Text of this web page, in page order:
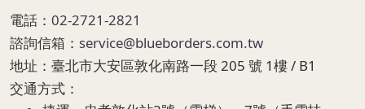
電話： 02-2721-2821
諮詢信箱： service@blueborders.com.tw
地址： 臺北市大安區敦化南路一段 205 號 1樓 / B1
交通方式：